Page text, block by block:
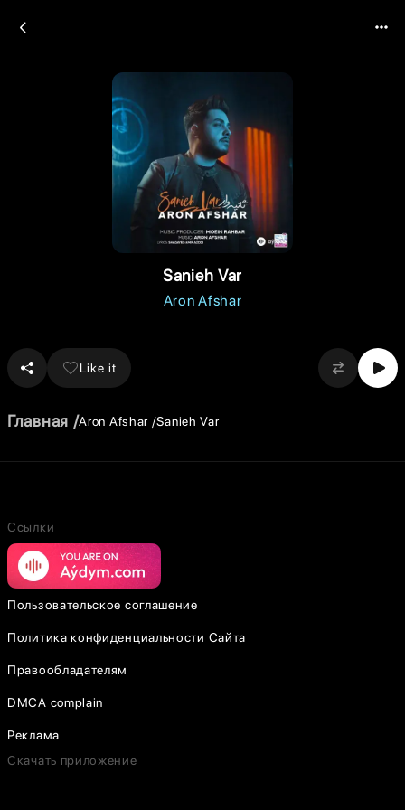
Sanieh Var
Aron Afshar
Like it
Главная Aron Afshar Sanieh Var
Ссылки
Пользовательское соглашение
Политика конфиденциальности Сайта
Правообладателям
DMCA complain
Реклама
Скачать приложение